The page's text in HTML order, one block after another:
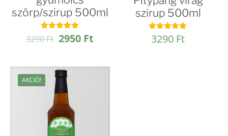
szörp/szirup 500ml
Értékelés:
4.94
3290Ft Original
3290 Ft.
2950 Ft
szirup 500ml
Értékelés:
4.97
3290 Ft
AKCIÓ!